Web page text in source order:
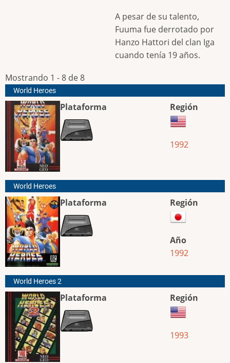
A pesar de su talento,
Fuuma fue derrotado por
Hanzo Hattori del clan Iga
cuando tenía 19 años.
Mostrando 1 - 8 de 8
World Heroes
Plataforma Región
1992
World Heroes
Plataforma Región
Año
1992
World Heroes 2
Plataforma Región
1993